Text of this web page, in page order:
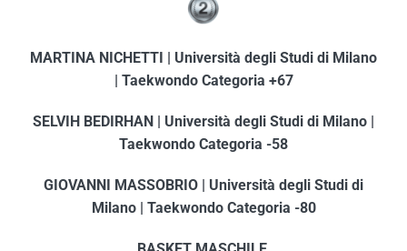
MARTINA NICHETTI | Università degli Studi di Milano
| Taekwondo Categoria +67
SELVIH BEDIRHAN | Università degli Studi di Milano |
Taekwondo Categoria -58
GIOVANNI MASSOBRIO | Università degli Studi di
Milano |
Taekwondo Categoria -80